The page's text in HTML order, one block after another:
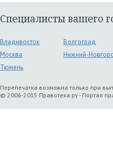
Специалисты вашего
Владивосток
Волгоград
Москва
Нижний-
Тюмень
Перепечатка возможна только при
© 2006-2015 Правотека.ру - Портал